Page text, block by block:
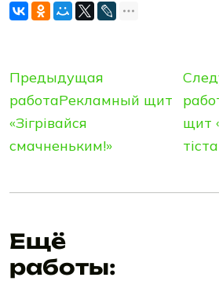
Предыдущая
работаРекламный щит
«Зiгрiвайся
смачненьким!»
щит
Ещё
работы: